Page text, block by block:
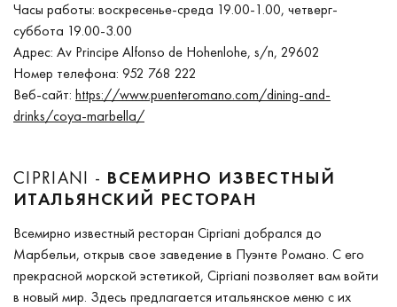
Часы работы: воскресенье-среда 19.00-1.00, четверг-
суббота 19.00-3.00
Адрес: Av Principe Alfonso de Hohenlohe, s/n, 29602
Номер телефона: 952 768 222
Веб-сайт: https://www.puenteromano.com/dining-and-
drinks/coya-marbella/
CIPRIANI - ВСЕМИРНО ИЗВЕСТНЫЙ
ИТАЛЬЯНСКИЙ РЕСТОРАН
Всемирно известный ресторан Cipriani добрался до
Марбельи, открыв свое заведение в Пуэнте Романо. С его
прекрасной морской эстетикой, Cipriani позволяет вам войти
в новый мир. Здесь предлагается итальянское меню с их